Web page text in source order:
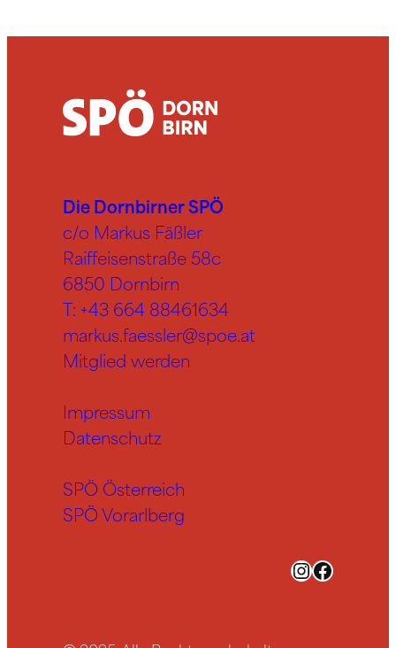
Die Dornbirner SPÖ
c/o Markus Fäßler
Raiffeisenstraße 58c
6850 Dornbirn
T: +43 664 88461634
markus.faessler@spoe.at
Mitglied werden
Impressum
Datenschutz
SPÖ Österreich
SPÖ Vorarlberg
InstagramFacebook